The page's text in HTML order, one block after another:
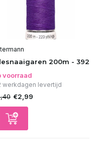
200m - 392
voorraad
werkdagen levertijd
€2,99